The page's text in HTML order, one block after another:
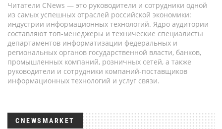
Читатели CNews — это руководители и сотрудники одной
из самых успешных отраслей российской экономики:
индустрии информационных технологий. Ядро аудитории
составляют топ-менеджеры и технические специалисты
департаментов информатизации федеральных и
региональных органов государственной власти, банков,
промышленных компаний, розничных сетей, а также
руководители и сотрудники компаний-поставщиков
информационных технологий и услуг связи.
CNEWSMARKET